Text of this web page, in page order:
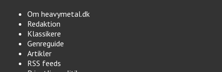
Om heavymetal.dk
Redaktion
Klassikere
Genreguide
Artikler
RSS feeds